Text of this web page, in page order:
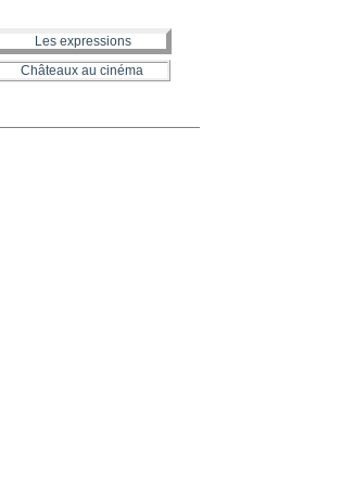
Les expressions
Châteaux au cinéma